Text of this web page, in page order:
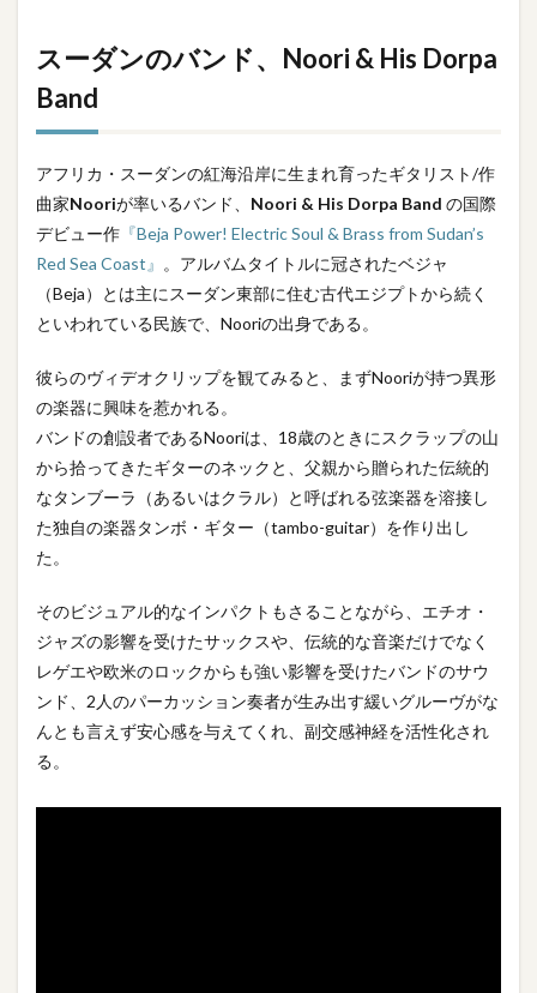
スーダンのバンド、Noori & His Dorpa
Band
アフリカ・スーダンの紅海沿岸に生まれ育ったギタリスト/作
曲家Nooriが率いるバンド、 Noori & His Dorpa Band の国際
デビュー作 『Beja Power! Electric Soul & Brass from Sudan’s
Red Sea Coast』 。アルバムタイトルに冠されたベジャ
（Beja）とは主にスーダン東部に住む古代エジプトから続く
といわれている民族で、Nooriの出身である。
彼らのヴィデオクリップを観てみると、まずNooriが持つ異形
の楽器に興味を惹かれる。
バンドの創設者であるNooriは、18歳のときにスクラップの山
から拾ってきたギターのネックと、父親から贈られた伝統的
なタンブーラ（あるいはクラル）と呼ばれる弦楽器を溶接し
た独自の楽器タンボ・ギター（tambo-guitar）を作り出し
た。
そのビジュアル的なインパクトもさることながら、エチオ・
ジャズの影響を受けたサックスや、伝統的な音楽だけでなく
レゲエや欧米のロックからも強い影響を受けたバンドのサウ
ンド、2人のパーカッション奏者が生み出す緩いグルーヴがな
んとも言えず安心感を与えてくれ、副交感神経を活性化され
る。